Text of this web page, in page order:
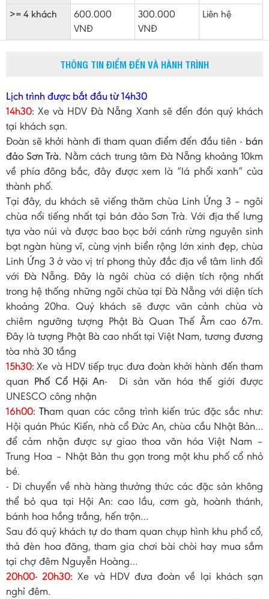
>= 4 khách
600.000
VNĐ
300.000
VNĐ
Liên hệ
THÔNG TIN ĐIỂM ĐẾN VÀ HÀNH TRÌNH
Lịch trình được bắt đầu từ 14h30
14h30: Xe và HDV Đà Nẵng Xanh sẽ đến đón quý khách
tại khách sạn.
Đoàn sẽ khởi hành đi tham quan điểm đến đầu tiên - bán
đảo Sơn Trà. Nằm cách trung tâm Đà Nẵng khoảng 10km
về phía đông bắc, đây được xem là “lá phổi xanh” của
thành phố.
Tại đây, du khách sẽ viếng thăm chùa Linh Ứng 3 – ngôi
chùa nổi tiếng nhất tại bán đảo Sơn Trà. Với địa thế lưng
tựa vào núi và được bao bọc bởi cánh rừng nguyên sinh
bạt ngàn hùng vĩ, cùng vịnh biển rộng lớn xinh đẹp, chùa
Linh Ứng 3 ở vào vị trí phong thủy đắc địa về tâm linh đối
với Đà Nẵng. Đây là ngôi chùa có diện tích rộng nhất
trong hệ thống những ngôi chùa tại Đà Nẵng với diện tích
khoảng 20ha. Quý khách sẽ được vãn cảnh chùa và
chiêm ngưỡng tượng Phật Bà Quan Thế Âm cao 67m.
Đây là tượng Phật Bà cao nhất tại Việt Nam, tương đương
tòa nhà 30 tầng
15h30:Xe và HDV tiếp trục đưa đoàn khởi hành đến tham
quan Phố Cổ Hội An- Di sản văn hóa thế giới được
UNESCO công nhận
16h00: Tham quan các công trình kiến trúc đặc sắc như:
Hội quán Phúc Kiến, nhà cổ Đức An, chùa cầu Nhật Bản…
để cảm nhận được sự giao thoa văn hóa Việt Nam –
Trung Hoa – Nhật Bản thu gọn trong một khu phố cổ nhỏ
bé.
- Di chuyển về nhà hàng thưởng thức các đặc sản không
thể bỏ qua tại Hội An: cao lầu, cơm gà, hoành thánh,
bánh hoa hồng trắng, hến trộn…
Sau đó quý khách tự do tham quan chụp hình khu phổ cổ,
thả đèn hoa đăng, tham gia chơi bài chòi hay mua sắm
tại chợ đêm Nguyễn Hoàng…
20h00- 20h30: Xe và HDV đưa đoàn về lại khách sạn
nghỉ đêm.